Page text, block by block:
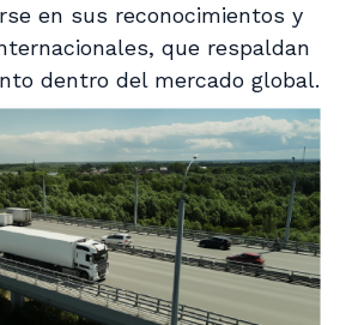
en sus reconocimientos y
que respaldan
dentro del mercado global.